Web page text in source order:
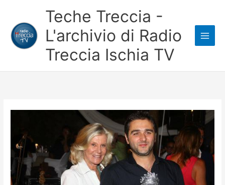
contenuto
Teche Treccia -
L'archivio di Radio
Treccia Ischia TV